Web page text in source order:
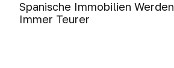
Spanische Immobilien Werden
Immer Teurer